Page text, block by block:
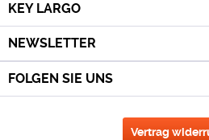
KEY LARGO
NEWSLETTER
FOLGEN SIE UNS
Vertrag